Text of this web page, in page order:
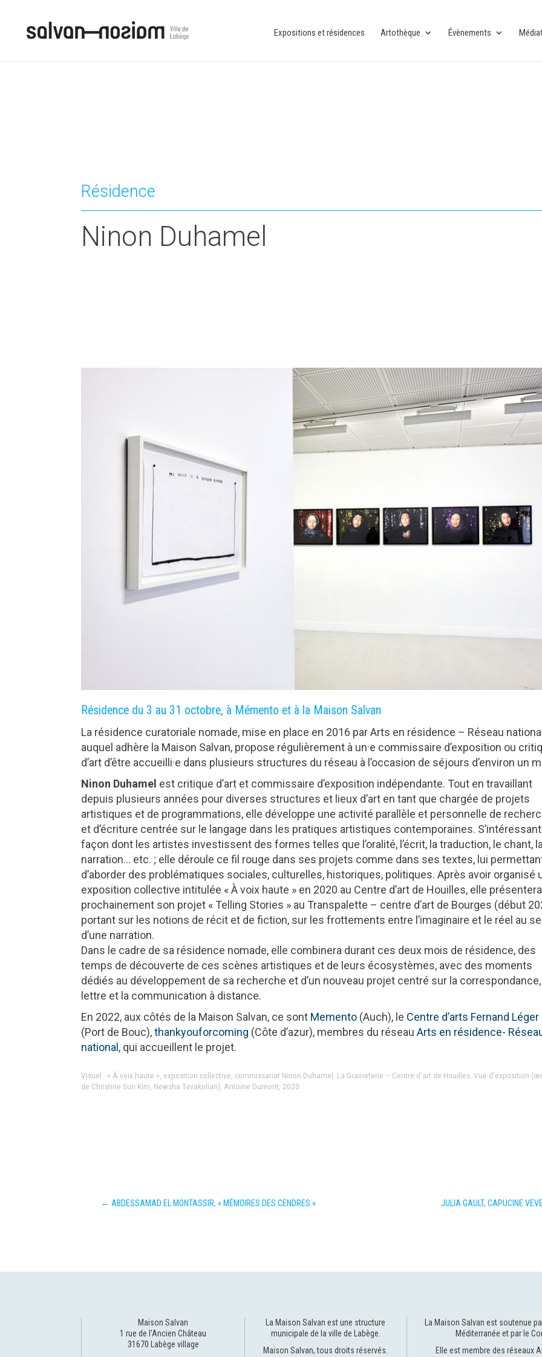
Expositions et résidences Artothèque Évènements
Résidence
Ninon Duhamel
Résidence du 3 au 31 octobre, à Mémento et à la Maison Salvan
La résidence curatoriale nomade, mise en place en 2016 par Arts en résidence – Réseau
auquel adhère la Maison Salvan, propose régulièrement à un·e commissaire d’exposition ou
d’art d’être accueilli·e dans plusieurs structures du réseau à l’occasion de séjours d’environ un
Ninon Duhamel est critique d’art et commissaire d’exposition indépendante. Tout en travaillant
depuis plusieurs années pour diverses structures et lieux d’art en tant que chargée de projets
artistiques et de programmations, elle développe une activité parallèle et personnelle de
et d’écriture centrée sur le langage dans les pratiques artistiques contemporaines. S’intéressant
façon dont les artistes investissent des formes telles que l’oralité, l’écrit, la traduction, le chant, la
narration… etc. ; elle déroule ce fil rouge dans ses projets comme dans ses textes, lui
d’aborder des problématiques sociales, culturelles, historiques, politiques. Après avoir organisé
exposition collective intitulée « À voix haute » en 2020 au Centre d’art de Houilles, elle présentera
prochainement son projet « Telling Stories » au Transpalette – centre d’art de Bourges (début
portant sur les notions de récit et de fiction, sur les frottements entre l’imaginaire et le réel au
d’une narration.
Dans le cadre de sa résidence nomade, elle combinera durant ces deux mois de résidence, des
temps de découverte de ces scènes artistiques et de leurs écosystèmes, avec des moments
dédiés au développement de sa recherche et d’un nouveau projet centré sur la correspondance,
lettre et la communication à distance.
En 2022, aux côtés de la Maison Salvan, ce sont Memento (Auch), le Centre d’arts Fernand Léger
(Port de Bouc),thankyouforcoming (Côte d’azur), membres du réseauArts en résidence-
national , qui accueillent le projet.
Visuel : « À voix haute », exposition collective, commissariat Ninon Duhamel, La Graineterie – Centre d’art de Houilles. Vue d’exposition
de Christine Sun Kim, Newsha Tavakolian), Antoine Dumont, 2020.
← ABDESSAMAD EL MONTASSIR, « MÉMOIRES DES CENDRES » JULIA GAULT, CAPUCINE
Maison Salvan
1 rue de l’Ancien Château
31670 Labège village
La Maison Salvan est une structure
municipale de la ville de Labège
Maison Salvan, tous droits réservés.
La Maison Salvan est soutenue
Méditerranée et par le
Elle est membre des réseaux